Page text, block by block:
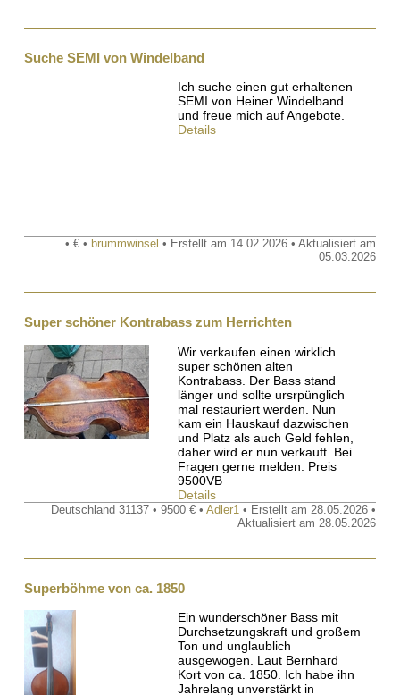
Suche SEMI von Windelband
Ich suche einen gut erhaltenen
SEMI von Heiner Windelband
und freue mich auf Angebote.
Details
• € • brummwinsel • Erstellt am 14.02.2026 • Aktualisiert am
05.03.2026
Super schöner Kontrabass zum Herrichten
Wir verkaufen einen wirklich
super schönen alten
Kontrabass. Der Bass stand
länger und sollte ursrpünglich
mal restauriert werden. Nun
kam ein Hauskauf dazwischen
und Platz als auch Geld fehlen,
daher wird er nun verkauft. Bei
Fragen gerne melden. Preis
9500VB
Details
Deutschland 31137 • 9500 € • Adler1 • Erstellt am 28.05.2026 •
Aktualisiert am 28.05.2026
Superböhme von ca. 1850
Ein wunderschöner Bass mit
Durchsetzungskraft und großem
Ton und unglaublich
ausgewogen. Laut Bernhard
Kort von ca. 1850. Ich habe ihn
Jahrelang unverstärkt in